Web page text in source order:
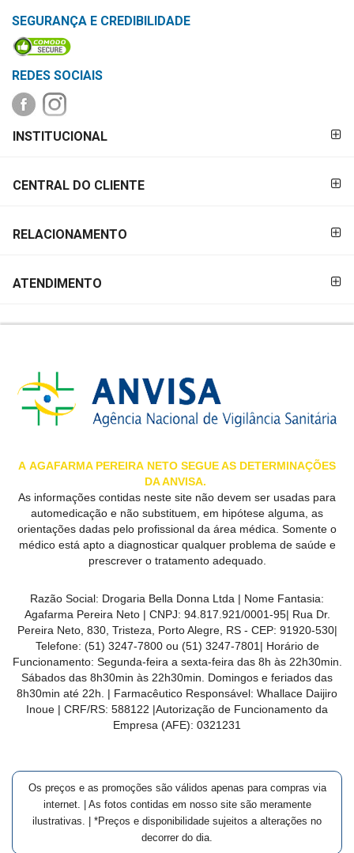
Socorros
Casa
e
OFERTAS
OFERTAS
CENTRAL
LOJAS
MAIS
PRÓXIMA
DO
CLIENTE
SEGURANÇA E CREDIBILIDADE
REDES SOCIAIS
PAGAMENTO
INSTITUCIONAL
CENTRAL DO CLIENTE
RELACIONAMENTO
ATENDIMENTO
A AGAFARMA PEREIRA NETO SEGUE AS DETERMINAÇÕES
DA ANVISA.
As informações contidas neste site não devem ser usadas para
automedicação e não substituem, em hipótese alguma, as
orientações dadas pelo profissional da área médica. Somente o
médico está apto a diagnosticar qualquer problema de saúde e
prescrever o tratamento adequado.
Razão Social: Drogaria Bella Donna Ltda | Nome Fantasia:
Agafarma Pereira Neto | CNPJ: 94.817.921/0001-95| Rua Dr.
Pereira Neto, 830, Tristeza, Porto Alegre, RS - CEP: 91920-530|
Telefone: (51) 3247-7800 ou (51) 3247-7801 | Horário de
Funcionamento: Segunda-feira a sexta-feira das 8h às 22h30min.
Sábados das 8h30min às 22h30min. Domingos e feriados das
8h30min até 22h. | Farmacêutico Responsável: Whallace Daijiro
Inoue | CRF/RS: 588122 |Autorização de Funcionamento da
Empresa (AFE): 0321231
Os preços e as promoções são válidos apenas para compras via
internet. | As fotos contidas em nosso site são meramente
ilustrativas. | *Preços e disponibilidade sujeitos a alterações no
decorrer do dia.